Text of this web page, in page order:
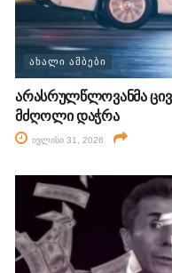
ᲐᲮᲐᲚᲘ ᲐᲛᲑᲔᲑᲘ
არასრულწლოვანმა
მძღოლი დაჭრა
ივლისი 31, 2026